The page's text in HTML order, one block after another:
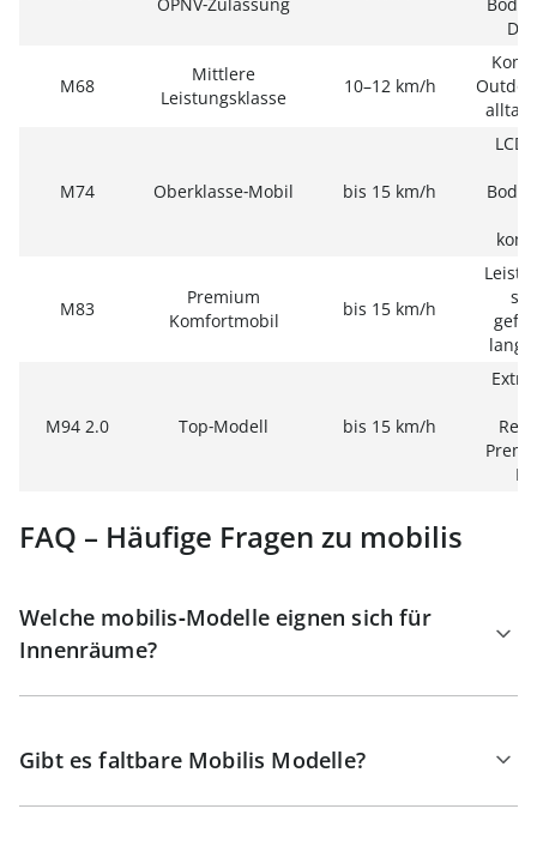
M68
Mittlere
Leistungsklasse
10–12 km/h
M74 Oberklasse‑Mobil bis 15 km/h
M83
Premium
Komfortmobil
bis 15 km/h
M94 2.0 Top‑Modell bis 15 km/h
FAQ – Häufige Fragen zu mobilis
Welche mobilis‑Modelle eignen sich für
Innenräume?
Gibt es faltbare Mobilis Modelle?